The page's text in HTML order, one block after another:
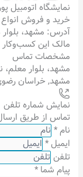
نمایشگاه اتومبیل
خرید و فروش
آدرس: مشهد،
مالک این
مشخصات تماس
مشهد، بلوار معلم،
مشهد, خراسان
نمایش شماره تلفن
تماس از طریق
نام*
ایمیل*
تلفن
پیام شما*